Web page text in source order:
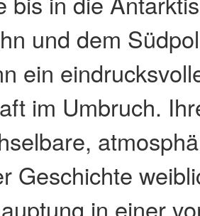
und dem
ein
im Umbruch.
Geschichte
in einer